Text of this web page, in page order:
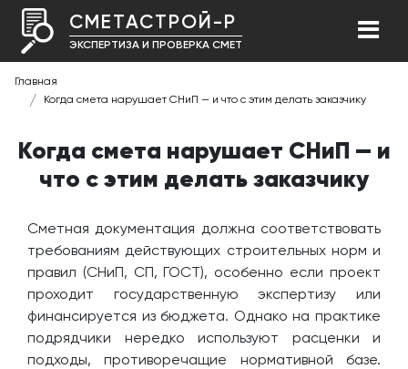
СМЕТАСТРОЙ-Р
ЭКСПЕРТИЗА И ПРОВЕРКА СМЕТ
Главная
Когда смета нарушает СНиП — и что с этим делать заказчику
Когда смета нарушает СНиП — и
что с этим делать заказчику
Сметная документация должна соответствовать
требованиям действующих строительных норм и
правил (СНиП, СП, ГОСТ), особенно если проект
проходит государственную экспертизу или
финансируется из бюджета. Однако на практике
подрядчики нередко используют расценки и
подходы, противоречащие нормативной базе.